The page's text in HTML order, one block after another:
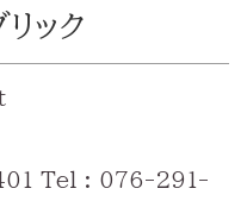
ック
Tel : 076-291-